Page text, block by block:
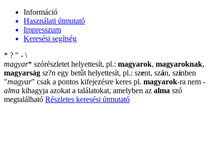
Információ
Használati útmutató
Impresszum
Keresési segítség
* ? " - \
magyar* szórészletet helyettesít, pl.: magyarok, magyaroknak,
magyarság sz?n egy betűt helyettesít, pl.: szent, szán, színben
"magyar" csak a pontos kifejezésre keres pl. magyarok-ra nem -
alma kihagyja azokat a találatokat, amelyben az alma szó
megtalálható Részletes keresési útmutató